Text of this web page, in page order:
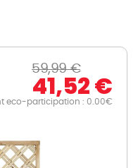
59,99 €
41,52 €
eco-participation : 0.00€